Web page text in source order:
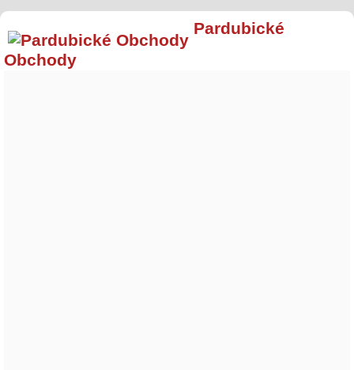
Pardubické
Obchody